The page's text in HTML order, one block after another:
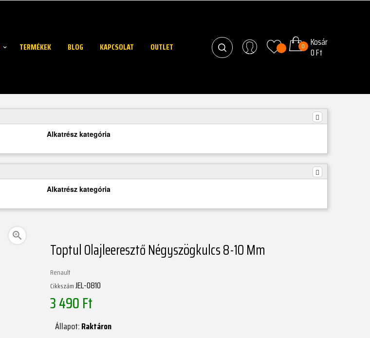
TERMÉKEK BLOG KAPCSOLAT OUTLET 0 Kosár
0 Ft
Alkatrész kategória
Alkatrész kategória

Toptul Olajleeresztő Négyszögkulcs 8-10 Mm
Renault
CikkszámJEL-0810
3 490 Ft
Állapot:Raktáron